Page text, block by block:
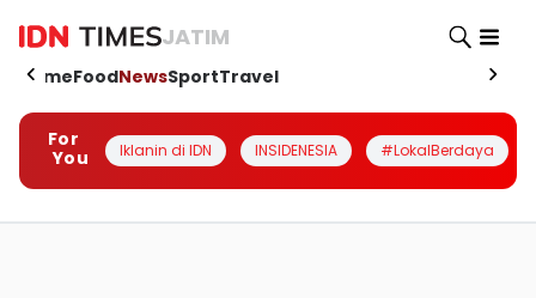
JATIM
HomeFoodNewsSportTravel
For
You
Iklanin di IDN INSIDENESIA #LokalBerdaya